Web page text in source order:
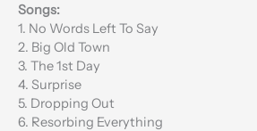
Songs:
1. No Words Left To Say
2. Big Old Town
3. The 1st Day
4. Surprise
5. Dropping Out
6. Resorbing Everything